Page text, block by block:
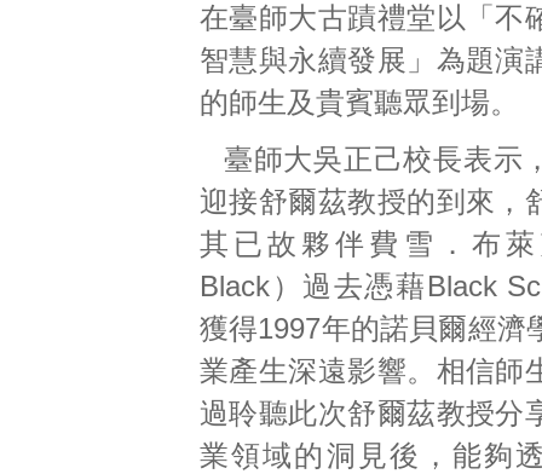
在臺師大古蹟禮堂以「不
智慧與永續發展」為題演
的師生及貴賓聽眾到場。
臺師大吳正己校長表示
迎接舒爾茲教授的到來，
其已故夥伴費雪．布萊
Black）過去憑藉Black
獲得1997年的諾貝爾經濟
業產生深遠影響。相信師
過聆聽此次舒爾茲教授分
業領域的洞見後，能夠